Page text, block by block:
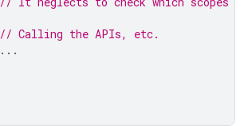
// Calling the APIs, etc.
...